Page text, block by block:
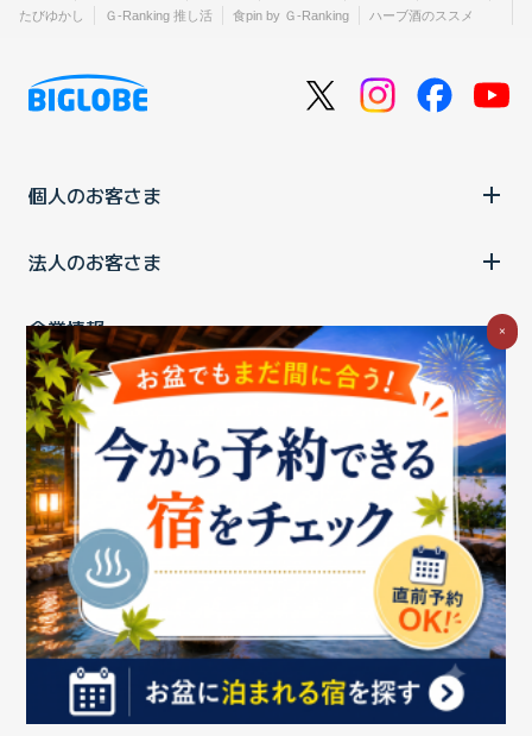
たびゆかし
Ｇ-Ranking 推し活 食pin by Ｇ-Ranking ハーブ酒のススメ
個人のお客さま
法人のお客さま
企業情報
ご利用中の方
お問い合わせ消費税の表示 ウェブアクセシビリティの取り組み
個人情報保護ポリシープライバシーポータル
Cookieポリシー
特定商取引法に基づく表記情報セキュリティ基本方針
商標について BIGLOBEトップ
Copyright ©BIGLOBE Inc. 2026.All rights reserved.
×